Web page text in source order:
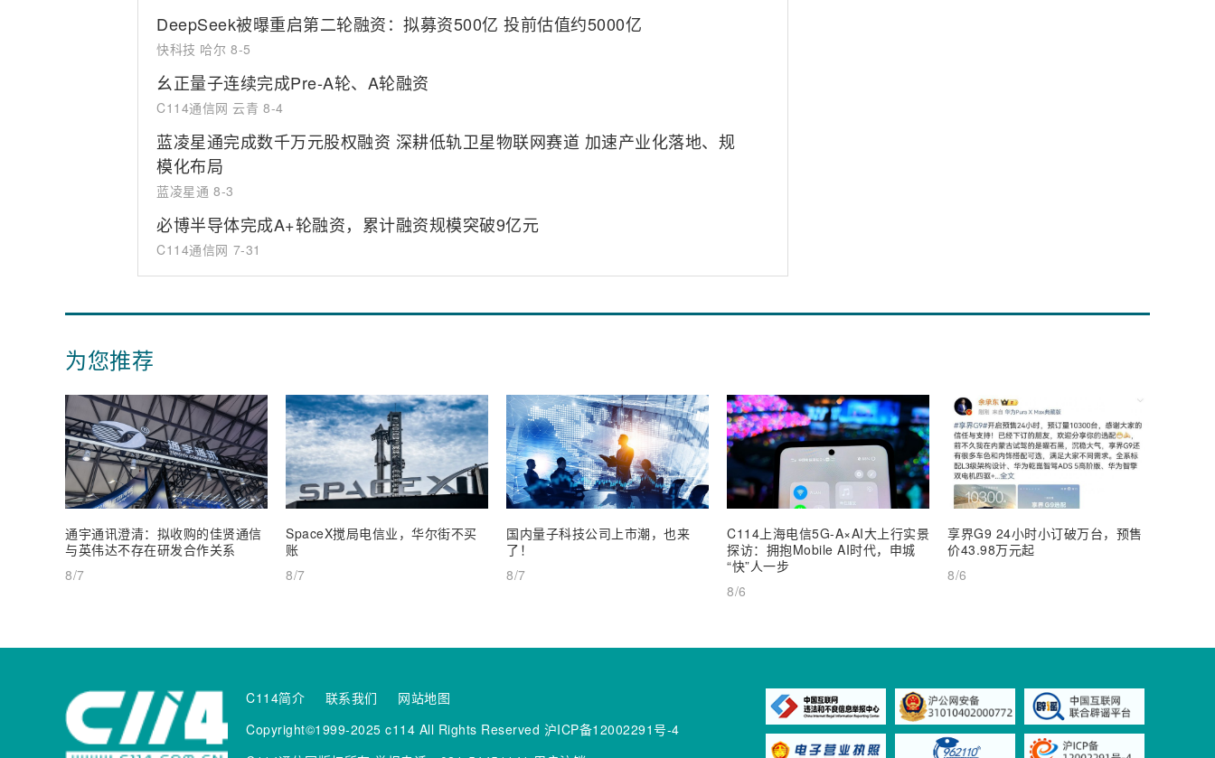
DeepSeek被曝重启第二轮融资：拟募资500亿 投前估值约5000亿
快科技 哈尔 8-5
幺正量子连续完成Pre-A轮、A轮融资
C114通信网 云青 8-4
蓝凌星通完成数千万元股权融资 深耕低轨卫星物联网赛道 加速产业化落地、规
模化布局
蓝凌星通 8-3
必博半导体完成A+轮融资，累计融资规模突破9亿元
C114通信网 7-31
为您推荐
通宇通讯澄清：拟收购的佳贤通信
与英伟达不存在研发合作关系
8/7
SpaceX搅局电信业，华尔街不买
账
8/7
国内量子科技公司上市潮，也来
了！
8/7
C114上海电信5G-A×AI大上行实景
探访：拥抱Mobile AI时代，申城
“快”人一步
8/6
享界G9 24小时小订破万台，预售
价43.98万元起
8/6
C114简介 联系我们
网站地图
Copyright©1999-2025 c114 All Rights Reserved 沪ICP备12002291号-4